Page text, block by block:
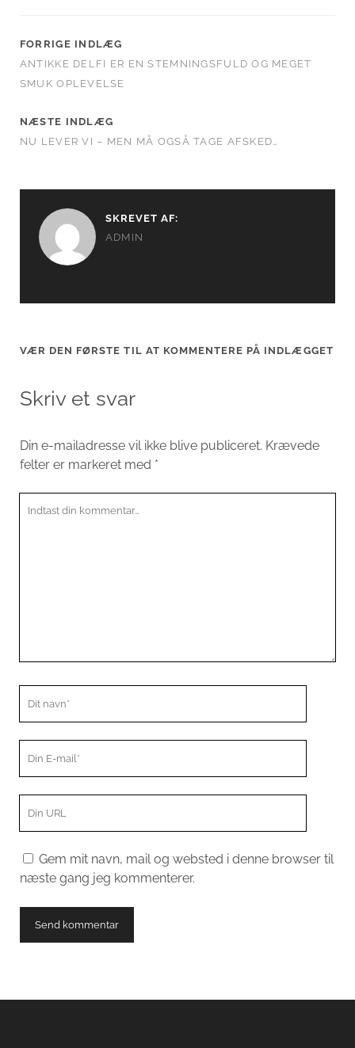
FORRIGE INDLÆG
ANTIKKE DELFI ER EN STEMNINGSFULD OG MEGET
SMUK OPLEVELSE
NÆSTE INDLÆG
NU LEVER VI – MEN MÅ OGSÅ TAGE AFSKED…
SKREVET AF:
ADMIN
VÆR DEN FØRSTE TIL AT KOMMENTERE PÅ INDLÆGGET
Skriv et svar
Din e-mailadresse vil ikke blive publiceret. Krævede
felter er markeret med *
Gem mit navn, mail og websted i denne browser til
næste gang jeg kommenterer.